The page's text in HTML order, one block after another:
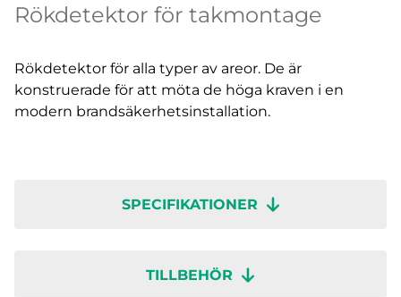
Rökdetektor för takmontage
Rökdetektor för alla typer av areor. De är
konstruerade för att möta de höga kraven i en
modern brandsäkerhetsinstallation.
SPECIFIKATIONER
TILLBEHÖR